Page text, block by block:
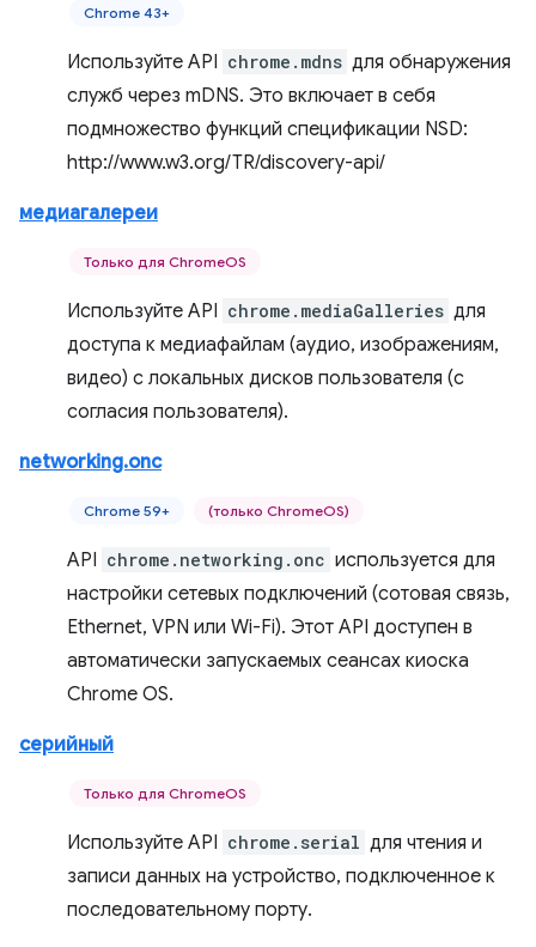
Chrome 43+
Используйте API chrome.mdns для обнаружения
служб через mDNS. Это включает в себя
подмножество функций спецификации NSD:
http://www.w3.org/TR/discovery-api/
медиагалереи
Только для ChromeOS
Используйте API chrome.mediaGalleries для
доступа к медиафайлам (аудио, изображениям,
видео) с локальных дисков пользователя (с
согласия пользователя).
networking.onc
Chrome 59+ (только ChromeOS)
API chrome.networking.onc используется для
настройки сетевых подключений (сотовая связь,
Ethernet, VPN или Wi-Fi). Этот API доступен в
автоматически запускаемых сеансах киоска
Chrome OS.
серийный
Только для ChromeOS
Используйте API chrome.serial для чтения и
записи данных на устройство, подключенное к
последовательному порту.